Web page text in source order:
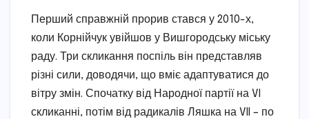
Перший справжній прорив стався у 2010-х,
коли Корнійчук увійшов у Вишгородську міську
раду. Три скликання поспіль він представляв
різні сили, доводячи, що вміє адаптуватися до
вітру змін. Спочатку від Народної партії на VI
скликанні, потім від радикалів Ляшка на VII – по